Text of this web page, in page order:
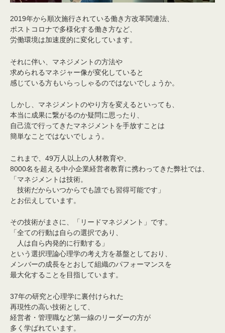
2019年から順次施行されている働き方改革関連法、
ポストコロナで多様化する働き方など、
労働環境は加速度的に変化しています。
それに伴い、マネジメントの方法や
求められるマネジャー像が変化していると
感じている方もいらっしゃるのではないでしょうか。
しかし、マネジメントのやり方を変えるといっても、
本当に成果に繋がるのか疑問に思ったり、
自己流で行ってきたマネジメントを手放すことは
簡単なことではないでしょう。
これまで、49万人以上の人材教育や、
8000名を超える中小企業経営者教育に携わってきた弊社では、
「マネジメントは技術。
技術だからいつからでも誰でも習得可能です」
とお伝えしています。
その技術がまさに、「リードマネジメント」です。
「全ての行動は自らの選択であり、
人は自ら内発的に行動する」
という選択理論心理学の考え方を基盤としており、
メンバーの成長をとおして組織のパフォーマンスを
最大化することを目指しています。
37年の研究と心理学に裏付けられた
再現性の高い技術として、
経営者・管理職など第一線のリーダーの方が
多く学ばれています。